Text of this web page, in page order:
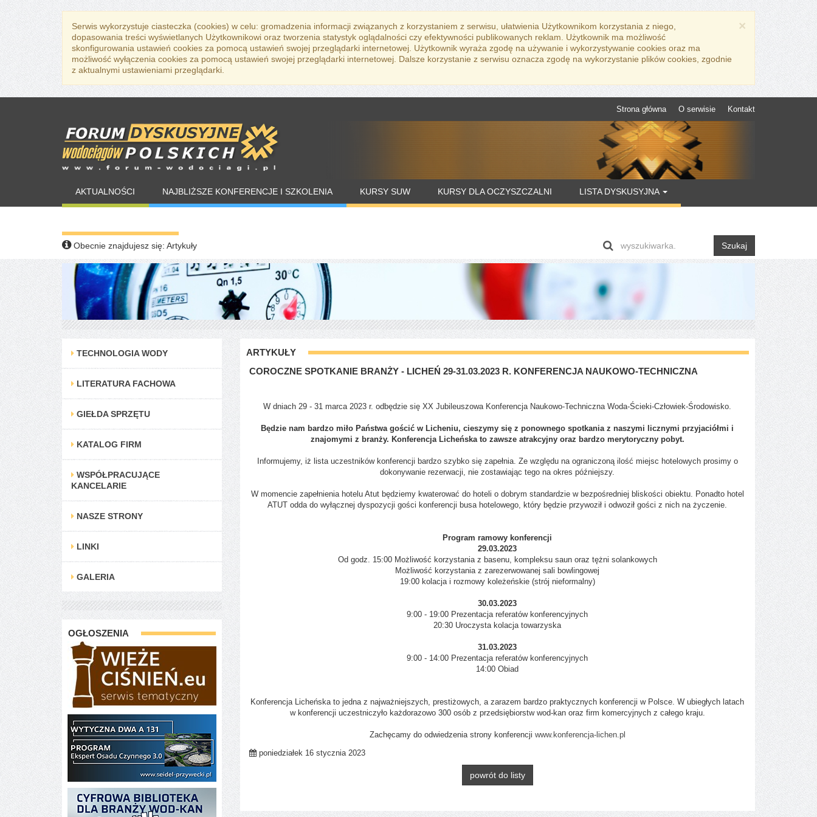
×
Serwis wykorzystuje ciasteczka (cookies) w celu: gromadzenia informacji związanych z korzystaniem z serwisu, ułatwienia Użytkownikom korzystania z niego,
dopasowania treści wyświetlanych Użytkownikowi oraz tworzenia statystyk oglądalności czy efektywności publikowanych reklam. Użytkownik ma możliwość
skonfigurowania ustawień cookies za pomocą ustawień swojej przeglądarki internetowej. Użytkownik wyraża zgodę na używanie i wykorzystywanie cookies oraz ma
możliwość wyłączenia cookies za pomocą ustawień swojej przeglądarki internetowej. Dalsze korzystanie z serwisu oznacza zgodę na wykorzystanie plików cookies, zgodnie
z aktualnymi ustawieniami przeglądarki.
Strona główna O serwisie Kontakt
AKTUALNOŚCI NAJBLIŻSZE KONFERENCJE I SZKOLENIA KURSY SUW KURSY DLA OCZYSZCZALNI LISTA DYSKUSYJNA
Obecnie znajdujesz się: Artykuły Szukaj
TECHNOLOGIA WODY
LITERATURA FACHOWA
GIEŁDA SPRZĘTU
KATALOG FIRM
WSPÓŁPRACUJĄCE
KANCELARIE
NASZE STRONY
LINKI
GALERIA
OGŁOSZENIA
ARTYKUŁY
COROCZNE SPOTKANIE BRANŻY - LICHEŃ 29-31.03.2023 R. KONFERENCJA NAUKOWO-TECHNICZNA
W dniach 29 - 31 marca 2023 r. odbędzie się XX Jubileuszowa Konferencja Naukowo-Techniczna Woda-Ścieki-Człowiek-Środowisko.
Będzie nam bardzo miło Państwa gościć w Licheniu, cieszymy się z ponownego spotkania z naszymi licznymi przyjaciółmi i
znajomymi z branży. Konferencja Licheńska to zawsze atrakcyjny oraz bardzo merytoryczny pobyt.
Informujemy, iż lista uczestników konferencji bardzo szybko się zapełnia. Ze względu na ograniczoną ilość miejsc hotelowych prosimy o
dokonywanie rezerwacji, nie zostawiając tego na okres późniejszy.
W momencie zapełnienia hotelu Atut będziemy kwaterować do hoteli o dobrym standardzie w bezpośredniej bliskości obiektu. Ponadto hotel
ATUT odda do wyłącznej dyspozycji gości konferencji busa hotelowego, który będzie przywoził i odwoził gości z nich na życzenie.
Program ramowy konferencji
29.03.2023
Od godz. 15:00 Możliwość korzystania z basenu, kompleksu saun oraz tężni solankowych
Możliwość korzystania z zarezerwowanej sali bowlingowej
19:00 kolacja i rozmowy koleżeńskie (strój nieformalny)
30.03.2023
9:00 - 19:00 Prezentacja referatów konferencyjnych
20:30 Uroczysta kolacja towarzyska
31.03.2023
9:00 - 14:00 Prezentacja referatów konferencyjnych
14:00 Obiad
Konferencja Licheńska to jedna z najważniejszych, prestiżowych, a zarazem bardzo praktycznych konferencji w Polsce. W ubiegłych latach
w konferencji uczestniczyło każdorazowo 300 osób z przedsiębiorstw wod-kan oraz firm komercyjnych z całego kraju.
Zachęcamy do odwiedzenia strony konferencji www.konferencja-lichen.pl
poniedziałek 16 stycznia 2023
powrót do listy